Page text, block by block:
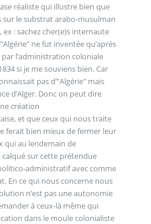
réaliste qui illustre bien que
sur le substrat arabo-musulman
ex : sachez cher(e)s internaute
ne fut inventée qu’après
par l’administration coloniale
si je me souviens bien. Car
pas d’"Algérie" mais
d’Alger. Donc on peut dire
création
et que ceux qui nous traite
ferait bien mieux de fermer leur
qui au lendemain de
calqué sur cette prétendue
administratif avec comme
En ce qui nous concerne nous
n’est pas une autonomie
à ceux-là même qui
dans le moule colonialiste